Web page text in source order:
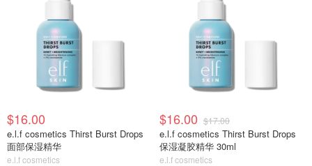
$16.00
e.l.f cosmetics Thirst Burst Drops
面部保湿精华
e.l.f cosmetics
$16.00 $17.00
e.l.f cosmetics Thirst Burst Drops
保湿凝胶精华 30ml
e.l.f cosmetics